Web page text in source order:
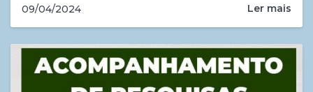
09/04/2024 Ler mais